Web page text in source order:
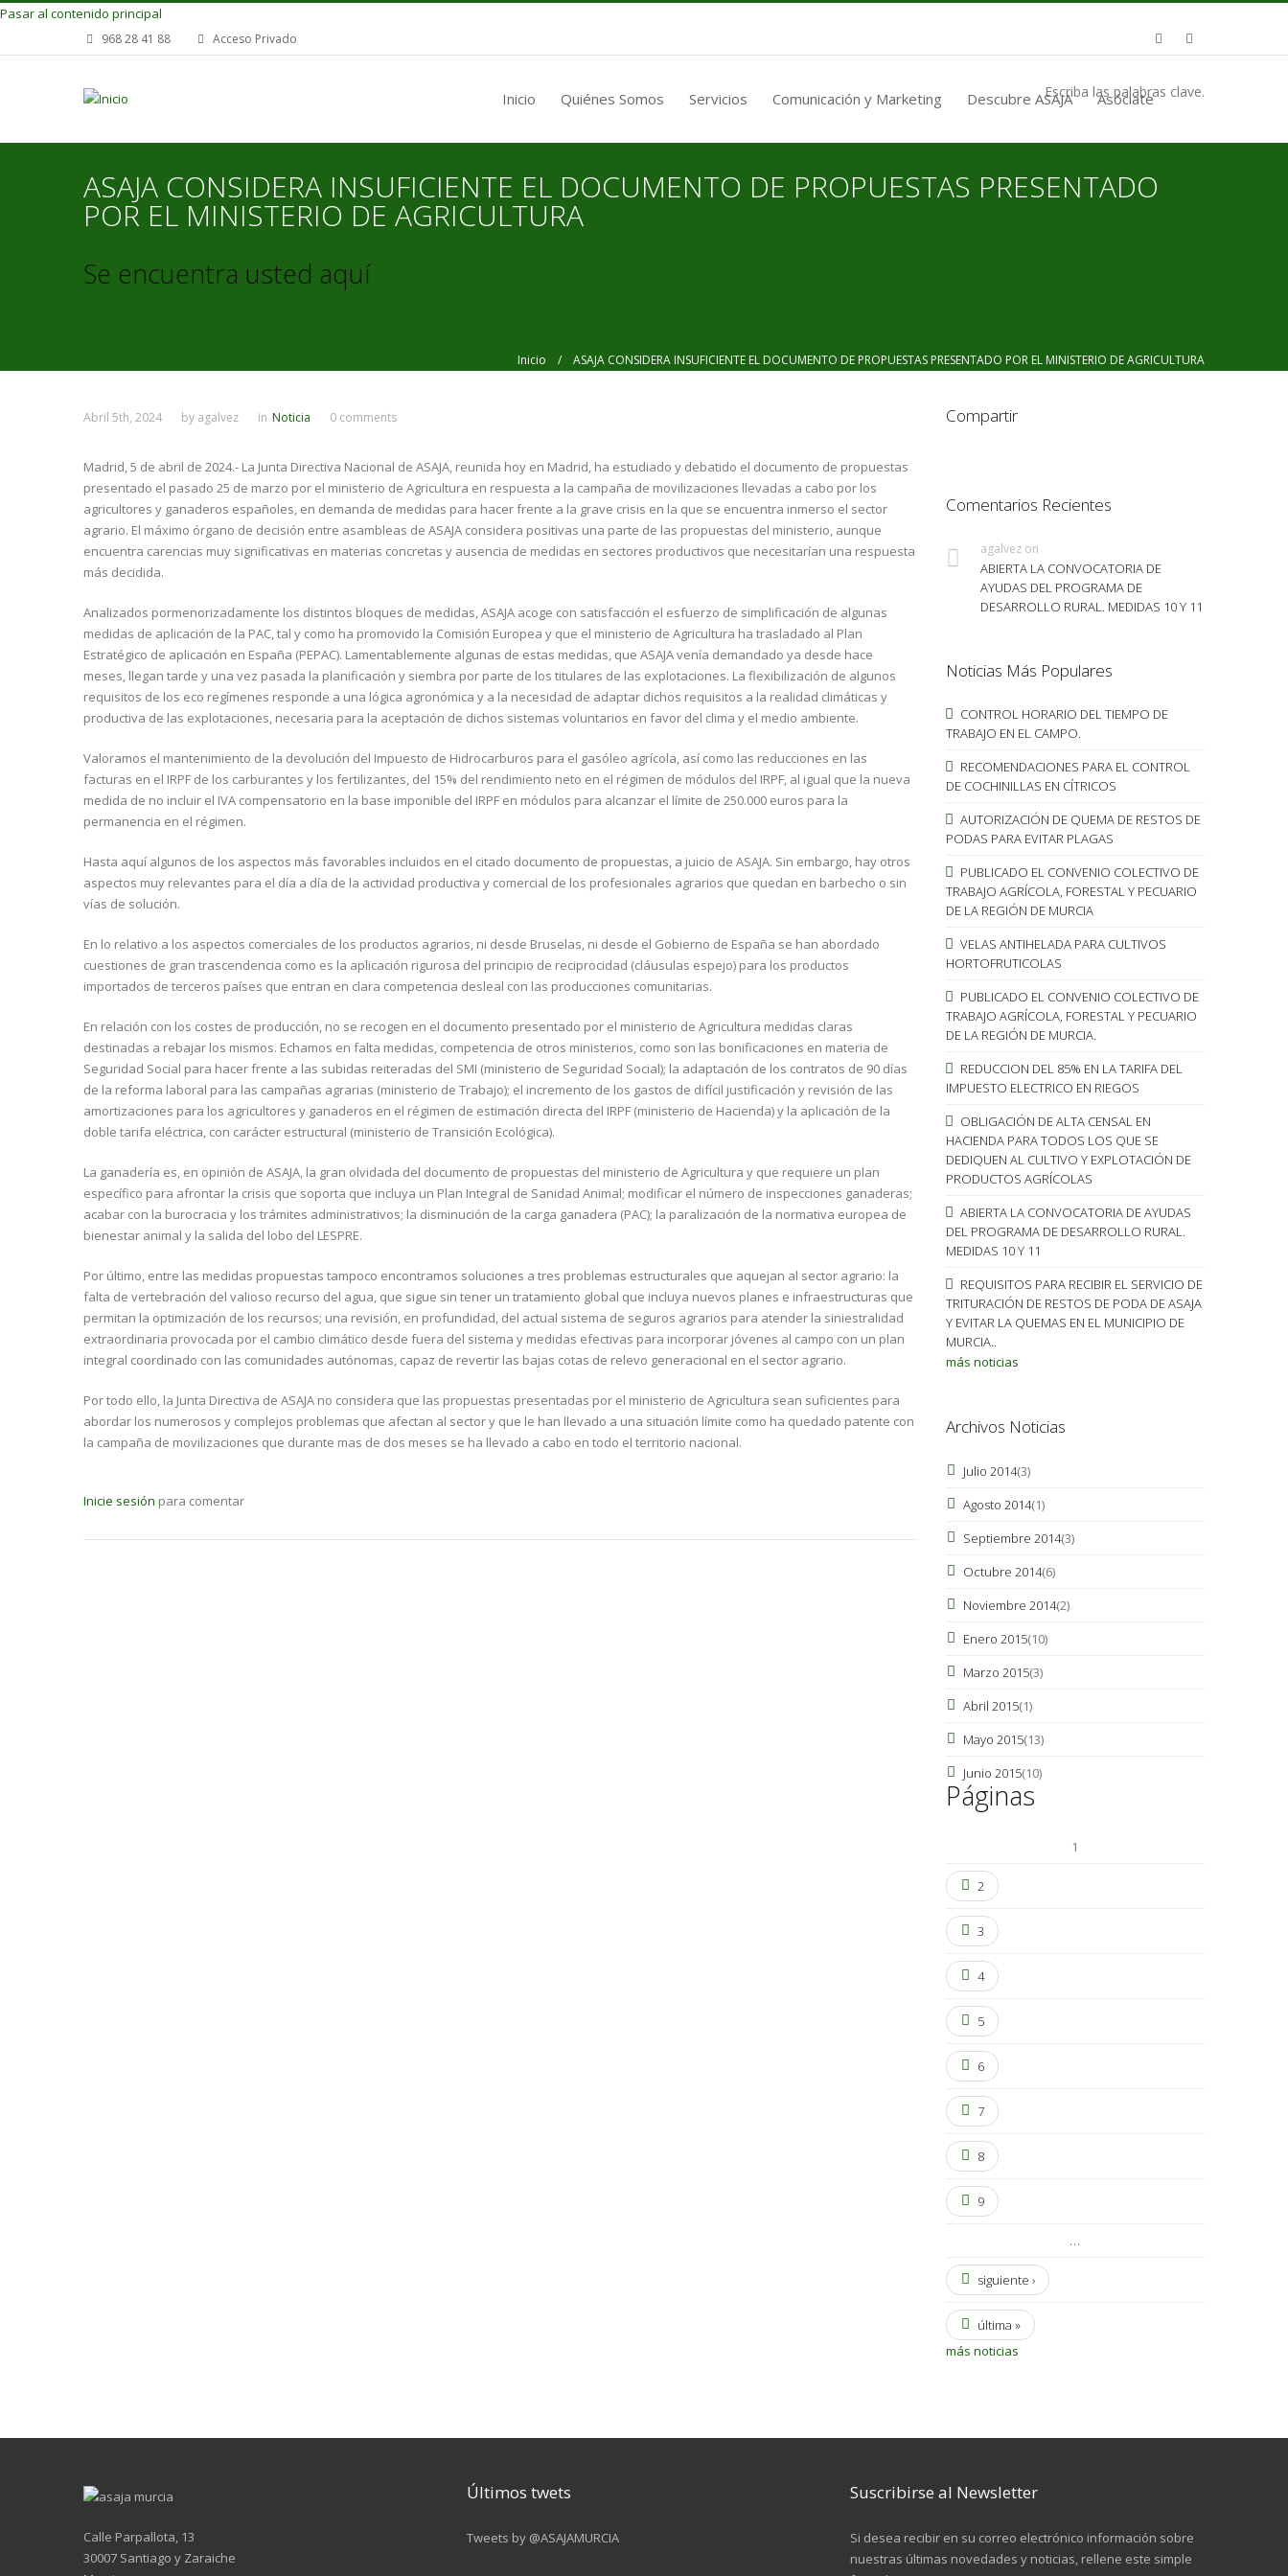
Pasar al contenido principal
968 28 41 88 Acceso Privado
Inicio Quiénes Somos Servicios Comunicación y Marketing Descubre ASAJA Asóciate
Escriba las palabras clave.
ASAJA CONSIDERA INSUFICIENTE EL DOCUMENTO DE PROPUESTAS PRESENTADO
POR EL MINISTERIO DE AGRICULTURA
Se encuentra usted aquí
Inicio / ASAJA CONSIDERA INSUFICIENTE EL DOCUMENTO DE PROPUESTAS PRESENTADO POR EL MINISTERIO DE AGRICULTURA
Abril 5th, 2024 by agalvez in Noticia 0 comments
Madrid, 5 de abril de 2024.- La Junta Directiva Nacional de ASAJA, reunida hoy en Madrid, ha estudiado y debatido el documento de propuestas
presentado el pasado 25 de marzo por el ministerio de Agricultura en respuesta a la campaña de movilizaciones llevadas a cabo por los
agricultores y ganaderos españoles, en demanda de medidas para hacer frente a la grave crisis en la que se encuentra inmerso el sector
agrario. El máximo órgano de decisión entre asambleas de ASAJA considera positivas una parte de las propuestas del ministerio, aunque
encuentra carencias muy significativas en materias concretas y ausencia de medidas en sectores productivos que necesitarían una respuesta
más decidida.
Analizados pormenorizadamente los distintos bloques de medidas, ASAJA acoge con satisfacción el esfuerzo de simplificación de algunas
medidas de aplicación de la PAC, tal y como ha promovido la Comisión Europea y que el ministerio de Agricultura ha trasladado al Plan
Estratégico de aplicación en España (PEPAC). Lamentablemente algunas de estas medidas, que ASAJA venía demandado ya desde hace
meses, llegan tarde y una vez pasada la planificación y siembra por parte de los titulares de las explotaciones. La flexibilización de algunos
requisitos de los eco regímenes responde a una lógica agronómica y a la necesidad de adaptar dichos requisitos a la realidad climáticas y
productiva de las explotaciones, necesaria para la aceptación de dichos sistemas voluntarios en favor del clima y el medio ambiente.
Valoramos el mantenimiento de la devolución del Impuesto de Hidrocarburos para el gasóleo agrícola, así como las reducciones en las
facturas en el IRPF de los carburantes y los fertilizantes, del 15% del rendimiento neto en el régimen de módulos del IRPF, al igual que la nueva
medida de no incluir el IVA compensatorio en la base imponible del IRPF en módulos para alcanzar el límite de 250.000 euros para la
permanencia en el régimen.
Hasta aquí algunos de los aspectos más favorables incluidos en el citado documento de propuestas, a juicio de ASAJA. Sin embargo, hay otros
aspectos muy relevantes para el día a día de la actividad productiva y comercial de los profesionales agrarios que quedan en barbecho o sin
vías de solución.
En lo relativo a los aspectos comerciales de los productos agrarios, ni desde Bruselas, ni desde el Gobierno de España se han abordado
cuestiones de gran trascendencia como es la aplicación rigurosa del principio de reciprocidad (cláusulas espejo) para los productos
importados de terceros países que entran en clara competencia desleal con las producciones comunitarias.
En relación con los costes de producción, no se recogen en el documento presentado por el ministerio de Agricultura medidas claras
destinadas a rebajar los mismos. Echamos en falta medidas, competencia de otros ministerios, como son las bonificaciones en materia de
Seguridad Social para hacer frente a las subidas reiteradas del SMI (ministerio de Seguridad Social); la adaptación de los contratos de 90 días
de la reforma laboral para las campañas agrarias (ministerio de Trabajo); el incremento de los gastos de difícil justificación y revisión de las
amortizaciones para los agricultores y ganaderos en el régimen de estimación directa del IRPF (ministerio de Hacienda) y la aplicación de la
doble tarifa eléctrica, con carácter estructural (ministerio de Transición Ecológica).
La ganadería es, en opinión de ASAJA, la gran olvidada del documento de propuestas del ministerio de Agricultura y que requiere un plan
específico para afrontar la crisis que soporta que incluya un Plan Integral de Sanidad Animal; modificar el número de inspecciones ganaderas;
acabar con la burocracia y los trámites administrativos; la disminución de la carga ganadera (PAC); la paralización de la normativa europea de
bienestar animal y la salida del lobo del LESPRE.
Por último, entre las medidas propuestas tampoco encontramos soluciones a tres problemas estructurales que aquejan al sector agrario: la
falta de vertebración del valioso recurso del agua, que sigue sin tener un tratamiento global que incluya nuevos planes e infraestructuras que
permitan la optimización de los recursos; una revisión, en profundidad, del actual sistema de seguros agrarios para atender la siniestralidad
extraordinaria provocada por el cambio climático desde fuera del sistema y medidas efectivas para incorporar jóvenes al campo con un plan
integral coordinado con las comunidades autónomas, capaz de revertir las bajas cotas de relevo generacional en el sector agrario.
Por todo ello, la Junta Directiva de ASAJA no considera que las propuestas presentadas por el ministerio de Agricultura sean suficientes para
abordar los numerosos y complejos problemas que afectan al sector y que le han llevado a una situación límite como ha quedado patente con
la campaña de movilizaciones que durante mas de dos meses se ha llevado a cabo en todo el territorio nacional.
Inicie sesión para comentar
Compartir
Comentarios Recientes
agalvezon
ABIERTA LA CONVOCATORIA DE
AYUDAS DEL PROGRAMA DE
DESARROLLO RURAL. MEDIDAS 10 Y 11
Noticias Más Populares
CONTROL HORARIO DEL TIEMPO DE
TRABAJO EN EL CAMPO.
RECOMENDACIONES PARA EL CONTROL
DE COCHINILLAS EN CÍTRICOS
AUTORIZACIÓN DE QUEMA DE RESTOS DE
PODAS PARA EVITAR PLAGAS
PUBLICADO EL CONVENIO COLECTIVO DE
TRABAJO AGRÍCOLA, FORESTAL Y PECUARIO
DE LA REGIÓN DE MURCIA
VELAS ANTIHELADA PARA CULTIVOS
HORTOFRUTICOLAS
PUBLICADO EL CONVENIO COLECTIVO DE
TRABAJO AGRÍCOLA, FORESTAL Y PECUARIO
DE LA REGIÓN DE MURCIA.
REDUCCION DEL 85% EN LA TARIFA DEL
IMPUESTO ELECTRICO EN RIEGOS
OBLIGACIÓN DE ALTA CENSAL EN
HACIENDA PARA TODOS LOS QUE SE
DEDIQUEN AL CULTIVO Y EXPLOTACIÓN DE
PRODUCTOS AGRÍCOLAS
ABIERTA LA CONVOCATORIA DE AYUDAS
DEL PROGRAMA DE DESARROLLO RURAL.
MEDIDAS 10 Y 11
REQUISITOS PARA RECIBIR EL SERVICIO DE
TRITURACIÓN DE RESTOS DE PODA DE ASAJA
Y EVITAR LA QUEMAS EN EL MUNICIPIO DE
MURCIA..
más noticias
Archivos Noticias
Julio 2014(3)
Agosto 2014(1)
Septiembre 2014(3)
Octubre 2014(6)
Noviembre 2014(2)
Enero 2015(10)
Marzo 2015(3)
Abril 2015(1)
Mayo 2015(13)
Junio 2015(10)
Páginas
1
2
3
4
5
6
7
8
9
…
siguiente ›
última »
más noticias
Calle Parpallota, 13
30007 Santiago y Zaraiche
Últimos twets
Tweets by @ASAJAMURCIA
Suscribirse al Newsletter
Si desea recibir en su correo electrónico información sobre
nuestras últimas novedades y noticias, rellene este simple